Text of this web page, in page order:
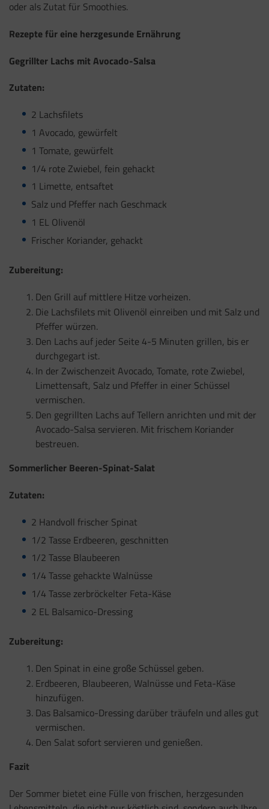
oder als Zutat für Smoothies.
Rezepte für eine herzgesunde Ernährung
Gegrillter Lachs mit Avocado-Salsa
Zutaten:
2 Lachsfilets
1 Avocado, gewürfelt
1 Tomate, gewürfelt
1/4 rote Zwiebel, fein gehackt
1 Limette, entsaftet
Salz und Pfeffer nach Geschmack
1 EL Olivenöl
Frischer Koriander, gehackt
Zubereitung:
Den Grill auf mittlere Hitze vorheizen.
Die Lachsfilets mit Olivenöl einreiben und mit Salz und
Pfeffer würzen.
Den Lachs auf jeder Seite 4-5 Minuten grillen, bis er
durchgegart ist.
In der Zwischenzeit Avocado, Tomate, rote Zwiebel,
Limettensaft, Salz und Pfeffer in einer Schüssel
vermischen.
Den gegrillten Lachs auf Tellern anrichten und mit der
Avocado-Salsa servieren. Mit frischem Koriander
bestreuen.
Sommerlicher Beeren-Spinat-Salat
Zutaten:
2 Handvoll frischer Spinat
1/2 Tasse Erdbeeren, geschnitten
1/2 Tasse Blaubeeren
1/4 Tasse gehackte Walnüsse
1/4 Tasse zerbröckelter Feta-Käse
2 EL Balsamico-Dressing
Zubereitung:
Den Spinat in eine große Schüssel geben.
Erdbeeren, Blaubeeren, Walnüsse und Feta-Käse
hinzufügen.
Das Balsamico-Dressing darüber träufeln und alles gut
vermischen.
Den Salat sofort servieren und genießen.
Fazit
Der Sommer bietet eine Fülle von frischen, herzgesunden